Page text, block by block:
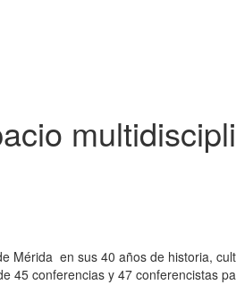
Mérida en sus 40 años de historia,
45 conferencias y 47 conferencistas